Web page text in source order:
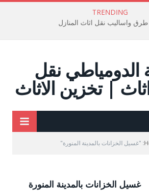
TRENDING
واساليب نقل اثاث المنازل
نقل
| تخزين الاثاث
غسيل الخزانات بالمدينة المنورة